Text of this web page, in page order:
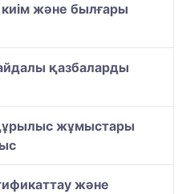
және былғары
қазбаларды
жұмыстары
және